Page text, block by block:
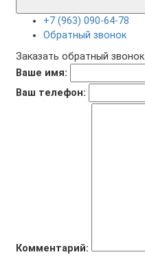
+7 (963) 090-64-78
Обратный звонок
Заказать обратный звонок
Ваше имя:
Ваш телефон:
Комментарий: